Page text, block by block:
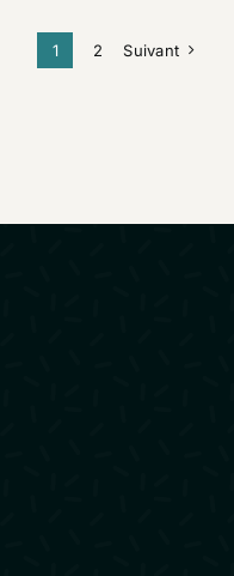
1 2 Suivant